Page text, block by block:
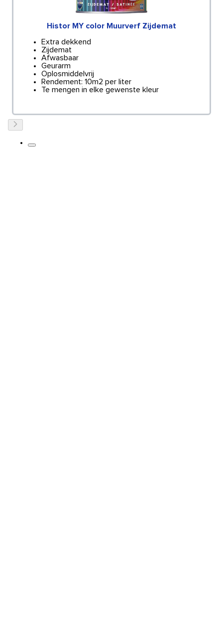
Histor MY color Muurverf Zijdemat
Extra dekkend
Zijdemat
Afwasbaar
Geurarm
Oplosmiddelvrij
Rendement: 10m2 per liter
Te mengen in elke gewenste kleur